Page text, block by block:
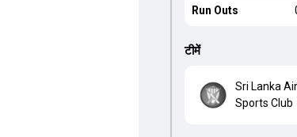
Run Outs
टीमें
Sri Lanka
Sports Club